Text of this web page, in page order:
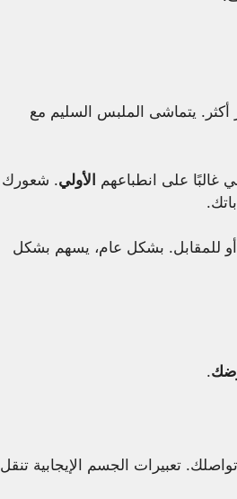
يتماشى الملبس السليم مع
غالبًا على انطباعهم الأولي. شعورك
أو للمقابل. بشكل عام، يسهم بشكل
.
تعبيرات الجسم الإيجابية تنقل